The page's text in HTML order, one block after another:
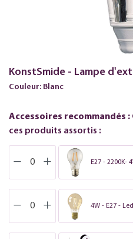
KonstSmide - Lampe
Couleur: Blanc
Accessoires recommandés :
ces produits assortis :
E27 - 2200K-
4W - E27 - Led